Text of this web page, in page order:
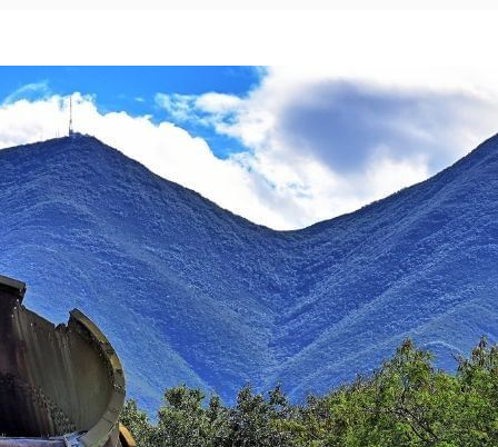
Camino Real Polanco México
Monterrey
Quinta Real Monterrey
Camino Real Fashion Drive Monterrey
Nuevo Laredo
Real Inn Nuevo Laredo
Oaxaca
Quinta Real Huatulco
Quinta Real Oaxaca
Camino Real Zaashila Huatulco
Pachuca
Camino Real Pachuca
Puebla
Quinta Real Puebla
Camino Real Puebla Angelópolis
San Luis Potosí